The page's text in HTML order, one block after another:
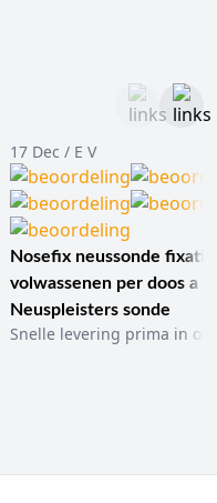
17 Dec / E V
Nosefix neussonde
volwassenen per doos a
Neuspleisters sonde
Snelle levering prima in